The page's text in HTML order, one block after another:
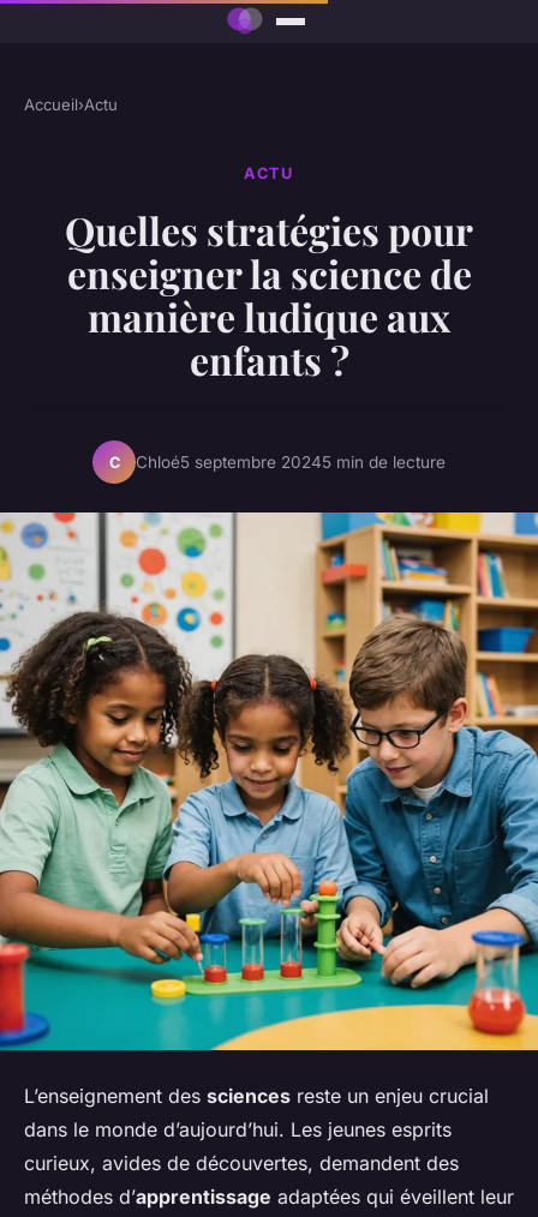
Accueil›Actu
ACTU
Quelles stratégies pour
enseigner la science de
manière ludique aux
enfants ?
C Chloé5 septembre 20245 min de lecture
L’enseignement des sciences reste un enjeu crucial
dans le monde d’aujourd’hui. Les jeunes esprits
curieux, avides de découvertes, demandent des
méthodes d’apprentissage adaptées qui éveillent leur